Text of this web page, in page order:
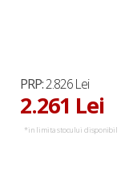
PRP:2.826 Lei
2.261 Lei
*in limita stocului disponibil